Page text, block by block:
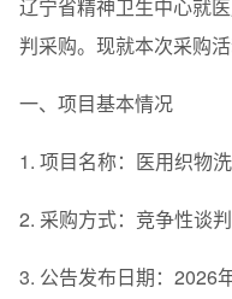
辽宁省精神卫生中心就
判采购。现就本次采购
一、项目基本情况
1. 项目名称：医用织物
2. 采购方式：竞争性谈判
3. 公告发布日期：2026